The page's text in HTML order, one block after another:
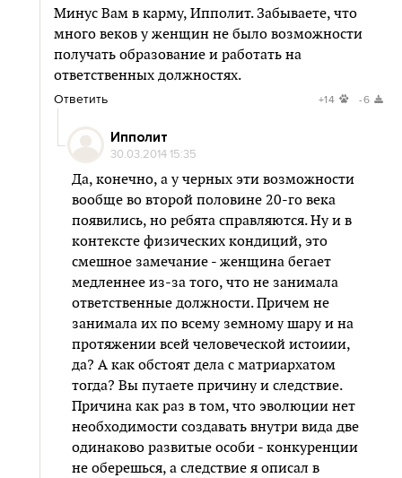
Минус Вам в карму, Ипполит. Забываете, что
много веков у женщин не было возможности
получать образование и работать на
ответственных должностях.
Ответить +14 -6
Ипполит
30.03.2014 15:35
Да, конечно, а у черных эти возможности
вообще во второй половине 20-го века
появились, но ребята справляются. Ну и в
контексте физических кондиций, это
смешное замечание - женщина бегает
медленнее из-за того, что не занимала
ответственные должности. Причем не
занимала их по всему земному шару и на
протяжении всей человеческой истоиии,
да? А как обстоят дела с матриархатом
тогда? Вы путаете причину и следствие.
Причина как раз в том, что эволюции нет
необходимости создавать внутри вида две
одинаково развитые особи - конкуренции
не оберешься, а следствие я описал в